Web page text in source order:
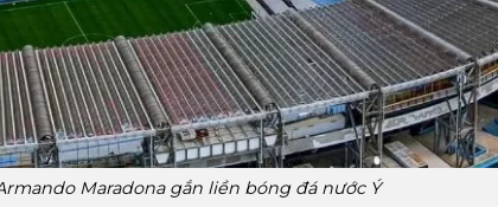
Maradona gắn liền bóng đá nước Ý